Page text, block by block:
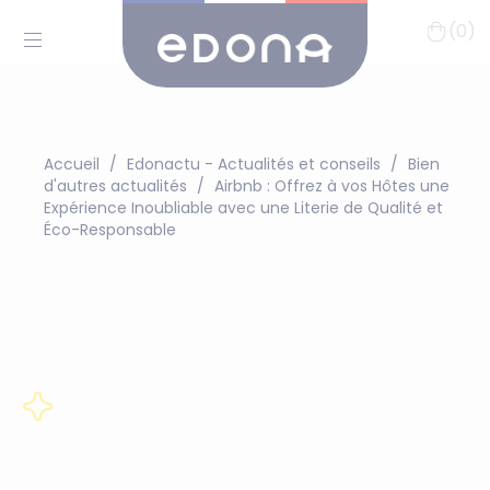
(0)
Accueil Edonactu - Actualités et conseils
Bien
d'autres actualités
Airbnb : Offrez à vos Hôtes une
Expérience Inoubliable avec une Literie de Qualité et
Éco-Responsable